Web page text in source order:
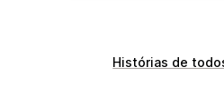
Histórias de